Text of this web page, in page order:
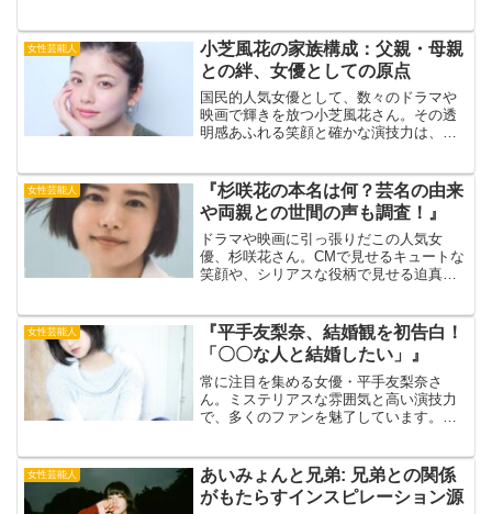
チ！？今回は、知られざる与田祐希さん
のプライベートに迫ります...
女性芸能人
小芝風花の家族構成：父親・母親
との絆、女優としての原点
国民的人気女優として、数々のドラマや
映画で輝きを放つ小芝風花さん。その透
明感あふれる笑顔と確かな演技力は、多
温かく見守り支え続けてきた家族の存在
です。出典元：クランクイ...
女性芸能人
『杉咲花の本名は何？芸名の由来
や両親との世間の声も調査！』
ドラマや映画に引っ張りだこの人気女
優、杉咲花さん。CMで見せるキュートな
笑顔や、シリアスな役柄で見せる迫真の
う噂があります。一体、杉咲花さんの本
名は何なのでしょうか？出...
女性芸能人
『平手友梨奈、結婚観を初告白！
「〇〇な人と結婚したい」』
常に注目を集める女優・平手友梨奈さ
ん。ミステリアスな雰囲気と高い演技力
で、多くのファンを魅了しています。そ
で、自身のプライベートについて多くを
語ってこなかった...
女性芸能人
あいみょんと兄弟: 兄弟との関係
がもたらすインスピレーション源